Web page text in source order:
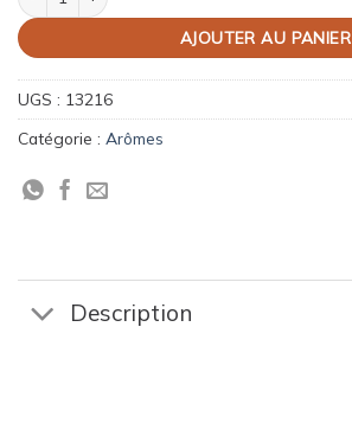
AJOUTER AU PANIER
UGS : 13216
Catégorie : Arômes
Description